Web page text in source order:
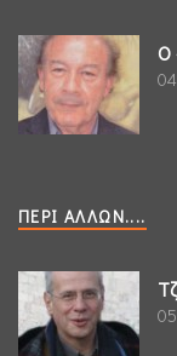
Ο
ΠΕΡΊ ΆΛΛΩΝ....